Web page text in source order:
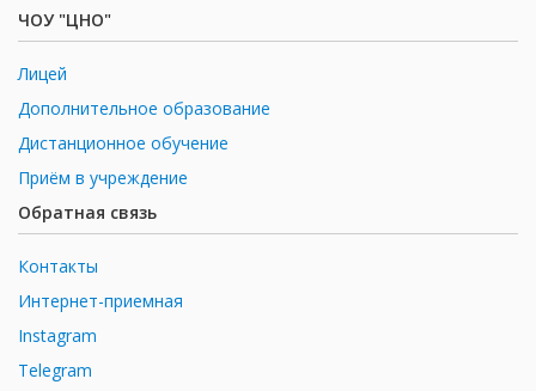
ЧОУ "ЦНО"
Лицей
Дополнительное образование
Дистанционное обучение
Приём в учреждение
Обратная связь
Контакты
Интернет-приемная
Instagram
Telegram